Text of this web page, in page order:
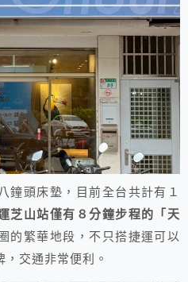
鐘頭床墊，目前全台共計有１
芝山站僅有８分鐘步程的「天
的繁華地段，不只搭捷運可以
交通非常便利。